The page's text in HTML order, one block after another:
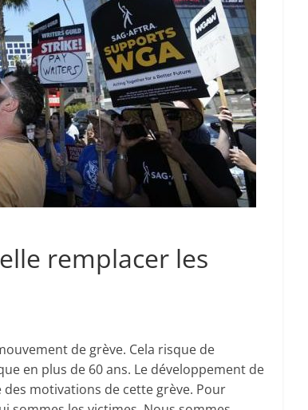
remplacer les
de grève. Cela risque de
en plus de 60 ans. Le développement de
des motivations de cette grève. Pour